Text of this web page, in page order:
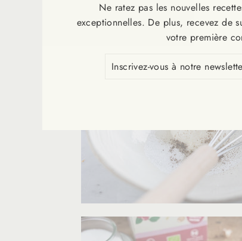
Ne ratez pas les nouvelles
exceptionnelles. De plus, recevez de
votre première